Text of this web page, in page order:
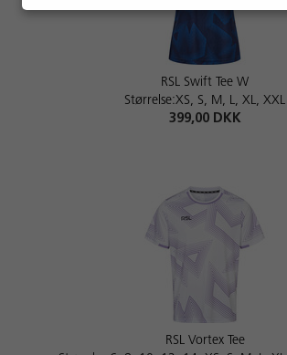
RSL Swift Tee W
Størrelse:XS, S, M, L, XL, XXL
399,00 DKK
RSL Vortex Tee